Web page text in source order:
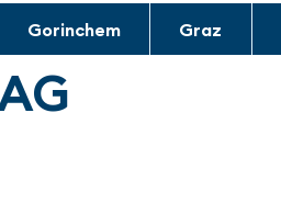
Gorinchem Graz